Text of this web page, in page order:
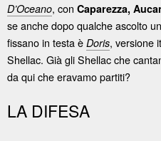
D’Oceano, con Caparezza,
se anche dopo qualche ascolto
fissano in testa è Doris, versione
Shellac. Già gli Shellac che
da qui che eravamo partiti?
LA DIFESA